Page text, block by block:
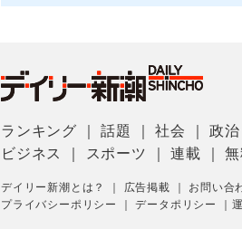
ランキング ｜話題 ｜社会 ｜政治
ビジネス
スポーツ ｜連載 ｜
デイリー新潮とは？ 広告掲載 お問い合
プライバシーポリシー
｜データポリシー